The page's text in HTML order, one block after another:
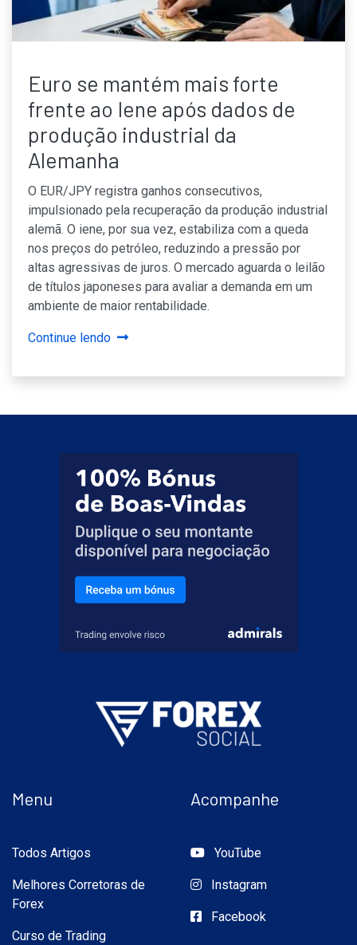
Euro se mantém mais forte
frente ao Iene após dados de
produção industrial da
Alemanha
O EUR/JPY registra ganhos consecutivos,
impulsionado pela recuperação da produção industrial
alemã. O iene, por sua vez, estabiliza com a queda
nos preços do petróleo, reduzindo a pressão por
altas agressivas de juros. O mercado aguarda o leilão
de títulos japoneses para avaliar a demanda em um
ambiente de maior rentabilidade.
Continue lendo
Menu
Todos Artigos
Melhores Corretoras de
Forex
Curso de Trading
Acompanhe
YouTube
Instagram
Facebook